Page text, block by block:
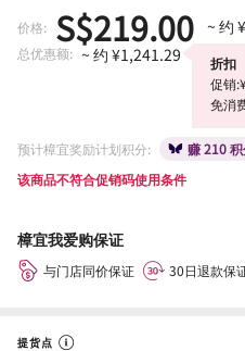
价格: S$219.00 ~ 约
总优惠额: ~ 约 ¥1,241.29
折扣
促销
免消
预计樟宜奖励计划积分:
赚 210
该商品不符合促销码使用条件
樟宜我爱购保证
与门店同价保证 30日退款保
提货点